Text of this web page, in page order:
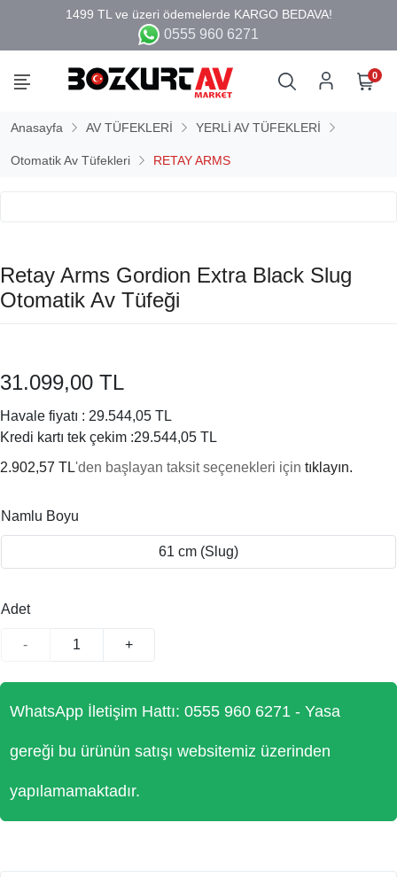
0555 960 6271
0
Anasayfa AV TÜFEKLERİ YERLİ AV TÜFEKLERİ
Otomatik Av Tüfekleri RETAY ARMS
Retay Arms Gordion Extra Black Slug
Otomatik Av Tüfeği
31.099,00 TL
Havale fiyatı : 29.544,05 TL
Kredi kartı tek çekim :29.544,05 TL
2.902,57 TL'den başlayan taksit seçenekleri için tıklayın.
Namlu Boyu
61 cm (Slug)
Adet
- +
WhatsApp İletişim Hattı: 0555 960 6271 - Yasa
gereği bu ürünün satışı websitemiz üzerinden
yapılamamaktadır.